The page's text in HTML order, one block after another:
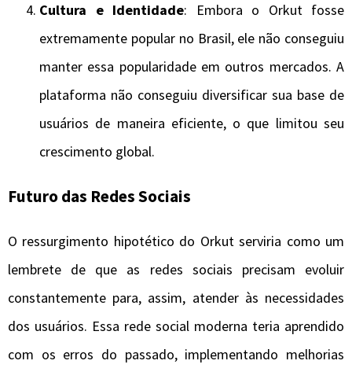
Cultura e Identidade: Embora o Orkut fosse
extremamente popular no Brasil, ele não conseguiu
manter essa popularidade em outros mercados. A
plataforma não conseguiu diversificar sua base de
usuários de maneira eficiente, o que limitou seu
crescimento global.
Futuro das Redes Sociais
O ressurgimento hipotético do Orkut serviria como um
lembrete de que as redes sociais precisam evoluir
constantemente para, assim, atender às necessidades
dos usuários. Essa rede social moderna teria aprendido
com os erros do passado, implementando melhorias